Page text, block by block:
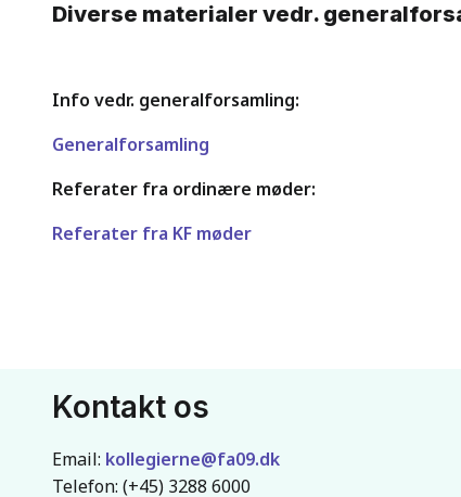
Diverse materialer vedr.
Info vedr. generalforsamling:
Generalforsamling
Referater fra ordinære møder:
Referater fra KF møder
Kontakt os
Email: kollegierne@fa09.dk
Telefon: (+45) 3288 6000